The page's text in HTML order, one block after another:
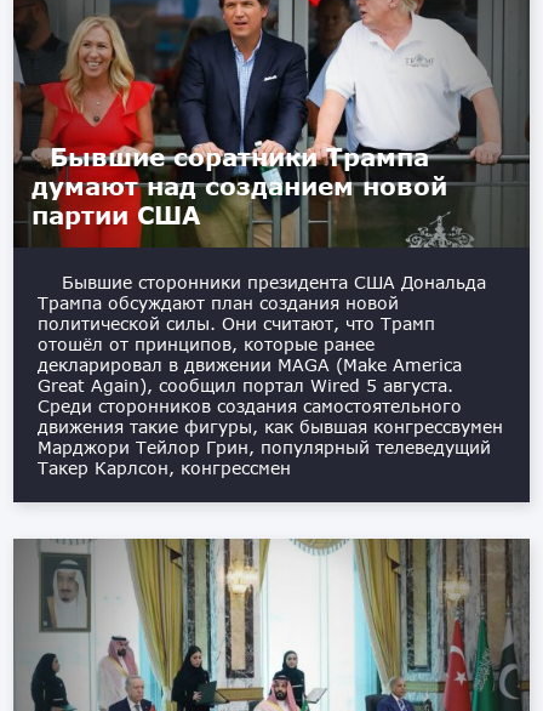
Бывшие соратники Трампа
думают над созданием новой
партии США
Бывшие сторонники президента США Дональда
Трампа обсуждают план создания новой
политической силы. Они считают, что Трамп
отошёл от принципов, которые ранее
декларировал в движении MAGA (Make America
Great Again), сообщил портал Wired 5 августа.
Среди сторонников создания самостоятельного
движения такие фигуры, как бывшая конгрессвумен
Марджори Тейлор Грин, популярный телеведущий
Такер Карлсон, конгрессмен